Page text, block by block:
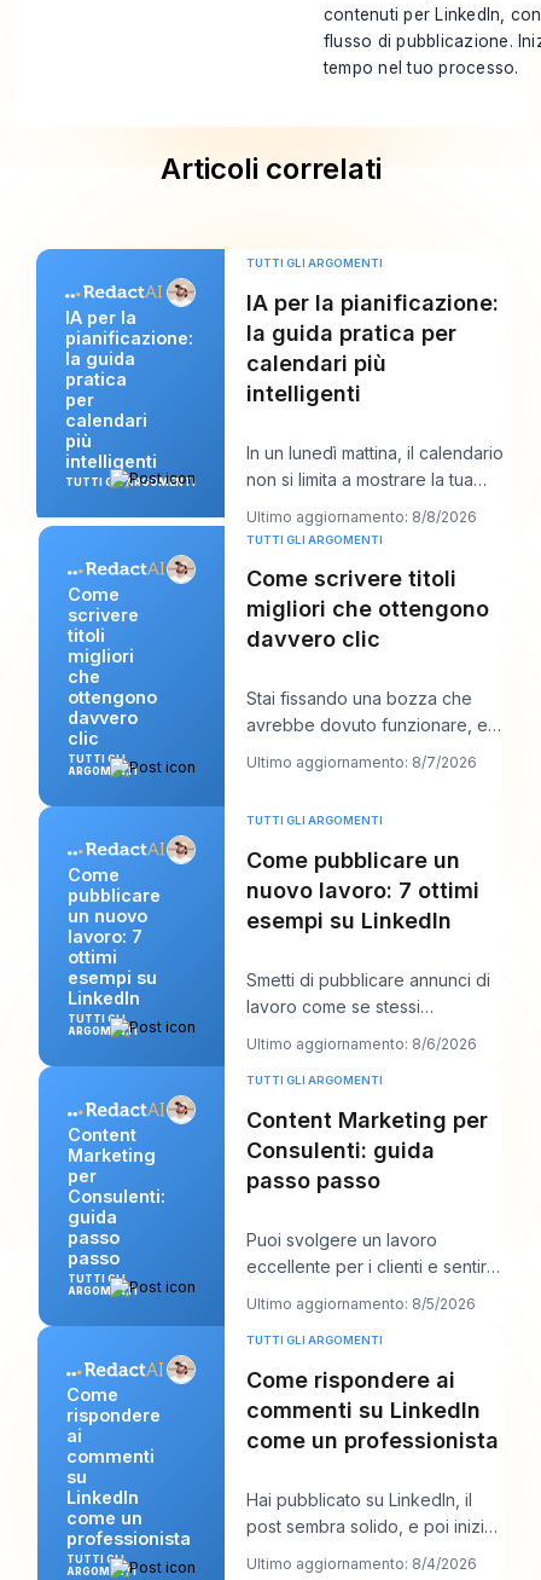
contenuti per LinkedIn,
flusso di pubblicazione.
tempo nel tuo processo.
Articoli correlati
IA per la
pianificazione:
la guida
pratica
per
calendari
più
intelligenti
TUTTI GLI ARGOMENTI
TUTTI GLI ARGOMENTI
IA per la pianificazione:
la guida pratica per
calendari più
intelligenti
In un lunedì mattina, il calendario
non si limita a mostrare la tua
giornata. Inizia a negoziare con
Ultimo aggiornamento: 8/8/2026
Come
scrivere
titoli
migliori
che
ottengono
davvero
clic
TUTTI GLI
ARGOMENTI
TUTTI GLI ARGOMENTI
Come scrivere titoli
migliori che ottengono
davvero clic
Stai fissando una bozza che
avrebbe dovuto funzionare, e il
titolo è probabilmente la prima
Ultimo aggiornamento: 8/7/2026
Come
pubblicare
un nuovo
lavoro: 7
ottimi
esempi su
LinkedIn
TUTTI GLI
ARGOMENTI
TUTTI GLI ARGOMENTI
Come pubblicare un
nuovo lavoro: 7 ottimi
esempi su LinkedIn
Smetti di pubblicare annunci di
lavoro come se stessi
compilando scartoffie e inizia a
scriverli com
Ultimo aggiornamento: 8/6/2026
Content
Marketing
per
Consulenti:
guida
passo
passo
TUTTI GLI
ARGOMENTI
TUTTI GLI ARGOMENTI
Content Marketing per
Consulenti: guida
passo passo
Puoi svolgere un lavoro
eccellente per i clienti e sentirti
comunque stranamente
invisibile online.
Ultimo aggiornamento: 8/5/2026
Come
rispondere
ai
commenti
su
LinkedIn
come un
professionista
TUTTI GLI
ARGOMENTI
TUTTI GLI ARGOMENTI
Come rispondere ai
commenti su LinkedIn
come un professionista
Hai pubblicato su LinkedIn, il
post sembra solido, e poi inizia
il lavoro vero. Appaiono alcuni
Ultimo aggiornamento: 8/4/2026